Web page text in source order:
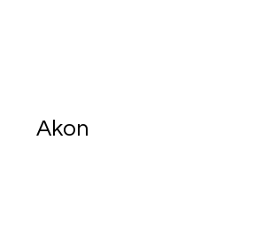
Akon